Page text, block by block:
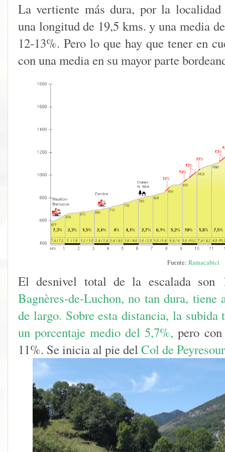
La vertiente más dura, por la localidad
una longitud de 19,5 kms. y una media
12-13%. Pero lo que hay que tener en
con una media en su mayor parte
Fuente: Ramacabici
El desnivel total de la escalada son
Bagnères-de-Luchon, no tan dura, tiene
de largo. Sobre esta distancia, la
un porcentaje medio del 5,7%, pero
11%. Se inicia al pie delCol de